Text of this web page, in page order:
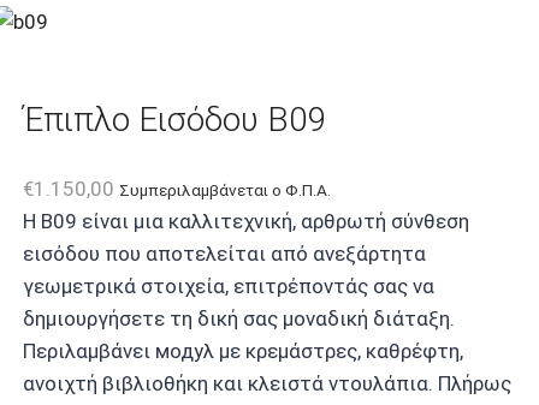
Έπιπλο Εισόδου B09
€1.150,00 Συμπεριλαμβάνεται ο Φ.Π.Α.
Η B09 είναι μια καλλιτεχνική, αρθρωτή σύνθεση
εισόδου που αποτελείται από ανεξάρτητα
γεωμετρικά στοιχεία, επιτρέποντάς σας να
δημιουργήσετε τη δική σας μοναδική διάταξη.
Περιλαμβάνει модуλ με κρεμάστρες, καθρέφτη,
ανοιχτή βιβλιοθήκη και κλειστά ντουλάπια. Πλήρως